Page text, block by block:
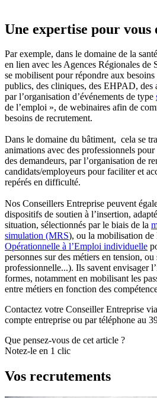
Une expertise pour vous
Par exemple, dans le domaine de la
en lien avec les Agences Régionales de
se mobilisent pour répondre aux
publics, des cliniques, des EHPAD, des
par l’organisation d’événements de type
de l’emploi », de webinaires afin de
besoins de recrutement.
Dans le domaine du bâtiment, cela se
animations avec des professionnels
des demandeurs, par l’organisation de
candidats/employeurs pour faciliter et
repérés en difficulté.
Nos Conseillers Entreprise peuvent
dispositifs de soutien à l’insertion,
situation, sélectionnés par le biais de la
simulation (MRS), ou la mobilisation de
Opérationnelle à l’Emploi individuelle
personnes sur des métiers en tension,
professionnelle...). Ils savent envisager
formes, notamment en mobilisant les
entre métiers en fonction des
Contactez votre Conseiller Entreprise via
compte entreprise ou par téléphone au
Que pensez-vous de cet article ?
Notez-le en 1 clic
Vos recrutements